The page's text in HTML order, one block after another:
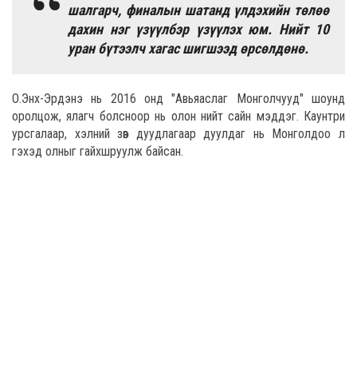
шалгарч, финалын шатанд үлдэхийн төлөө
дахин нэг үзүүлбэр үзүүлэх юм. Нийт 10
уран бүтээлч хагас шигшээд өрсөлдөнө.
О.Энх-Эрдэнэ нь 2016 онд "Авьяаслаг Монголчууд" шоунд
оролцож, ялагч болсноор нь олон нийт сайн мэддэг. Каунтри
урсгалаар, хэлний зөв дуудлагаар дуулдаг нь Монголдоо л
гэхэд олныг гайхшруулж байсан.